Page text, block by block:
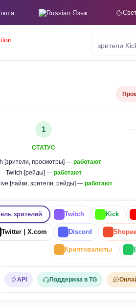
Язык
зрители
1
СТАТУС
[зрители, просмотры] — работают
Twitch [рейды] — работают
[лайки, зрители, рейды] — работают
зрителей Twitch Kick
Twitter | X.com Discord Shopee
Криптовалюты
API Поддержка в TG